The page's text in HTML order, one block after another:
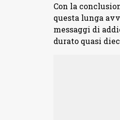
Con la
questa lunga
messaggi di
durato quasi